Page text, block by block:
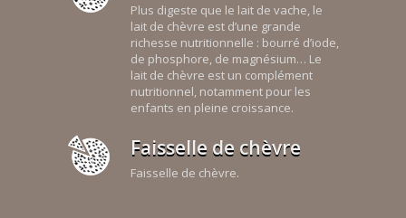
Plus digeste que le lait de vache, le
lait de chèvre est d’une grande
richesse nutritionnelle : bourré d’iode,
de phosphore, de magnésium… Le
lait de chèvre est un complément
nutritionnel, notamment pour les
enfants en pleine croissance.
Faisselle de chèvre
Faisselle de chèvre.